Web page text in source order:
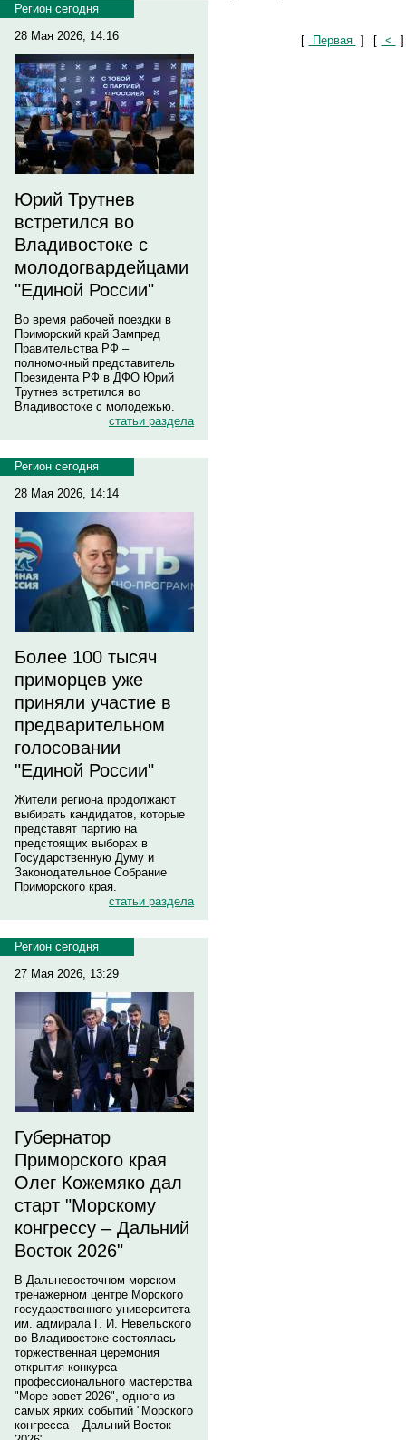
Регион сегодня
28 Мая 2026, 14:16
Юрий Трутнев
встретился во
Владивостоке с
молодогвардейцами
"Единой России"
Во время рабочей поездки в
Приморский край Зампред
Правительства РФ –
полномочный представитель
Президента РФ в ДФО Юрий
Трутнев встретился во
Владивостоке с молодежью.
статьи раздела
Регион сегодня
28 Мая 2026, 14:14
Более 100 тысяч
приморцев уже
приняли участие в
предварительном
голосовании
"Единой России"
Жители региона продолжают
выбирать кандидатов, которые
представят партию на
предстоящих выборах в
Государственную Думу и
Законодательное Собрание
Приморского края.
статьи раздела
Регион сегодня
27 Мая 2026, 13:29
Губернатор
Приморского края
Олег Кожемяко дал
старт "Морскому
конгрессу – Дальний
Восток 2026"
В Дальневосточном морском
тренажерном центре Морского
государственного университета
им. адмирала Г. И. Невельского
во Владивостоке состоялась
торжественная церемония
открытия конкурса
профессионального мастерства
"Море зовет 2026", одного из
самых ярких событий "Морского
конгресса – Дальний Восток
[ Первая ] [ < ]